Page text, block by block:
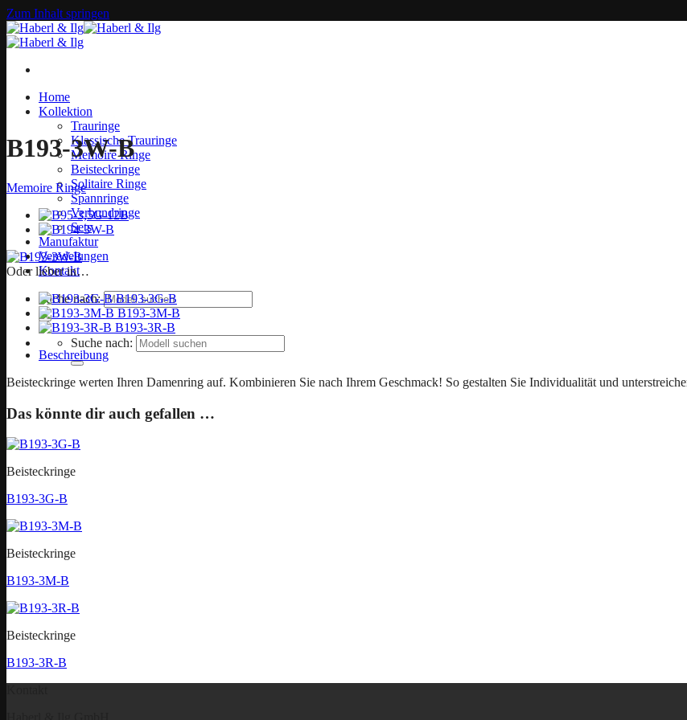
Zum Inhalt springen
Home
Kollektion
Trauringe
Klassische Trauringe
Memoire Ringe
Beisteckringe
Solitaire Ringe
Spannringe
Verbundringe
Sets
Manufaktur
Veredelungen
Kontakt
Suche nach:
Suche nach:
B193-3W-B
Memoire Ringe
Oder lieber in…
B193-3G-B
B193-3M-B
B193-3R-B
Beschreibung
Beisteckringe werten Ihren Damenring auf. Kombinieren Sie nach Ihrem Geschmack! So gestalten Sie Individualität und
Das könnte dir auch gefallen …
Beisteckringe
B193-3G-B
Beisteckringe
B193-3M-B
Beisteckringe
B193-3R-B